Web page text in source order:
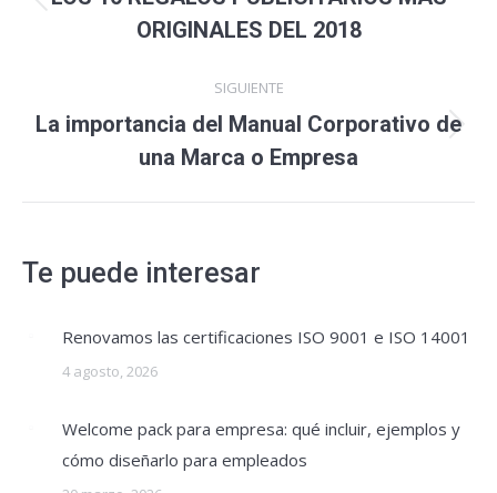
publicacionesPublicación
anterior:
ORIGINALES DEL 2018
SIGUIENTE
Publicación
siguiente:
La importancia del Manual Corporativo de
una Marca o Empresa
Te puede interesar
Renovamos las certificaciones ISO 9001 e ISO 14001
4 agosto, 2026
Welcome pack para empresa: qué incluir, ejemplos y
cómo diseñarlo para empleados